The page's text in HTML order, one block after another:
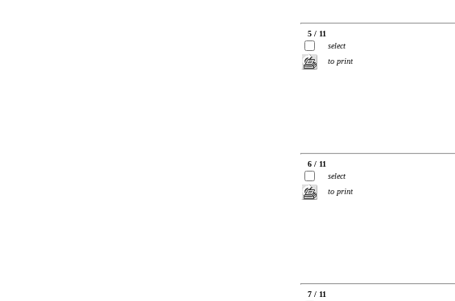
5 / 11
select
to print
6 / 11
select
to print
7 / 11